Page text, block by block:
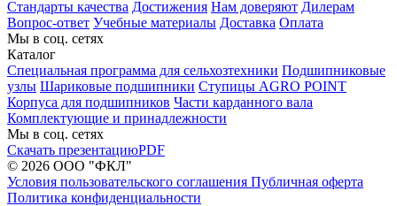
Стандарты качества Достижения Нам доверяют Дилерам
Вопрос-ответ Учебные материалы Доставка Оплата
Мы в соц. сетях
Каталог
Специальная программа для сельхозтехники Подшипниковые
узлы Шариковые подшипники Ступицы AGRO POINT
Корпуса для подшипников Части карданного вала
Комплектующие и принадлежности
Мы в соц. сетях
Скачать презентациюPDF
© 2026 ООО "ФКЛ"
Условия пользовательского соглашения Публичная оферта
Политика конфиденциальности